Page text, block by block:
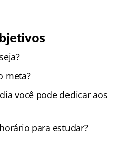
meta?
você pode dedicar aos
para estudar?